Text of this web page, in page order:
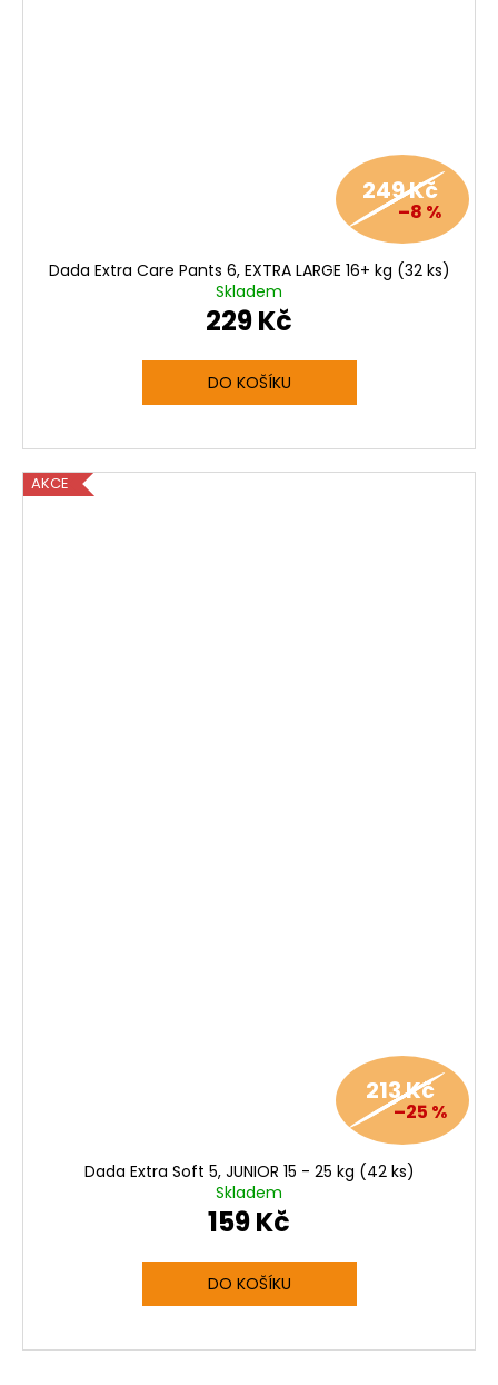
249 Kč
–8 %
Dada Extra Care Pants 6, EXTRA LARGE 16+ kg (32 ks)
Skladem
229 Kč
DO KOŠÍKU
AKCE
213 Kč
–25 %
Dada Extra Soft 5, JUNIOR 15 - 25 kg (42 ks)
Skladem
159 Kč
DO KOŠÍKU